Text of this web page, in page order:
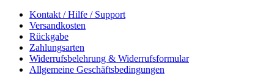
Kontakt / Hilfe / Support
Versandkosten
Rückgabe
Zahlungsarten
Widerrufsbelehrung & Widerrufsformular
Allgemeine Geschäftsbedingungen